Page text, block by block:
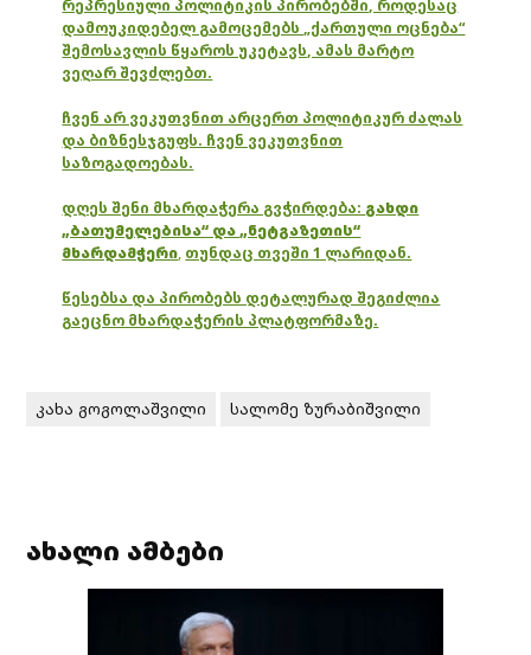
რეპრესიული პოლიტიკის პირობებში, როდესაც
დამოუკიდებელ გამოცემებს „ქართული ოცნება“
შემოსავლის წყაროს უკეტავს, ამას მარტო
ვეღარ შევძლებთ.
ჩვენ არ ვეკუთვნით არცერთ პოლიტიკურ ძალას
და ბიზნესჯგუფს. ჩვენ ვეკუთვნით
საზოგადოებას.
დღეს შენი მხარდაჭერა გვჭირდება: გახდი
„ბათუმელებისა“ და „ნეტგაზეთის“
მხარდამჭერი, თუნდაც თვეში 1 ლარიდან.
წესებსა და პირობებს დეტალურად შეგიძლია
გაეცნო მხარდაჭერის პლატფორმაზე.
კახა გოგოლაშვილი სალომე ზურაბიშვილი
ახალი ამბები